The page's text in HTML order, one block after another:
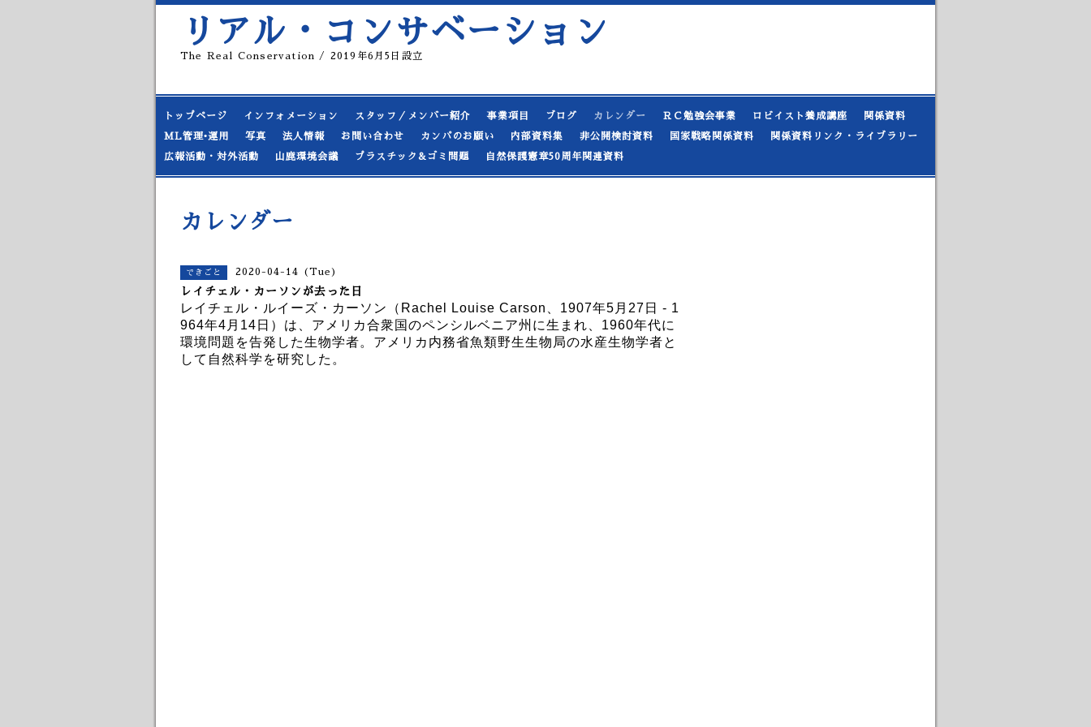
リアル・コンサベーション
The Real Conservation / 2019年6月5日設立
トップページ インフォメーション スタッフ／メンバー紹介 事業項目 ブログ カレンダー ＲＣ勉強会事業 ロビイスト養成講座 関係資料
ML管理•運用 写真 法人情報 お問い合わせ カンパのお願い 内部資料集 非公開検討資料 国家戦略関係資料 関係資料リンク・ライブラリー
広報活動・対外活動 山鹿環境会議 プラスチック&ゴミ問題 自然保護憲章50周年関連資料
カレンダー
できごと 2020-04-14 (Tue)
レイチェル・カーソンが去った日
レイチェル・ルイーズ・カーソン（Rachel Louise Carson、1907年5月27日 - 1
964年4月14日）は、アメリカ合衆国のペンシルベニア州に生まれ、1960年代に
環境問題を告発した生物学者。アメリカ内務省魚類野生生物局の水産生物学者と
して自然科学を研究した。